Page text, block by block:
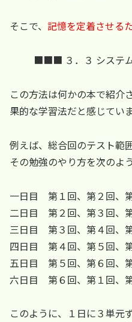
そこで、 記憶を定着させる
■■■ ３．３ システ
この方法は何かの本で紹介
果的な学習法だと感じていま
例えば、総合回のテスト範
その勉強のやり方を次のよ
一日目 第１回、第２回、
二日目 第２回、第３回、
三日目 第３回、第４回、
四日目 第４回、第５回、
五日目 第５回、第６回、
六日目 第６回、第１回、
このように、１日に３単元